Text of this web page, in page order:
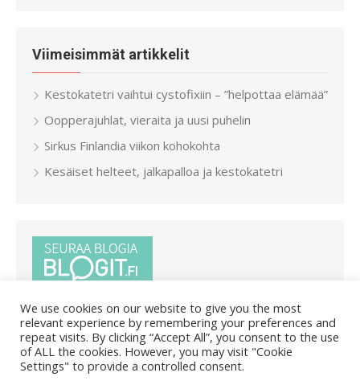
Viimeisimmät artikkelit
Kestokatetri vaihtui cystofixiin – ”helpottaa elämää”
Oopperajuhlat, vieraita ja uusi puhelin
Sirkus Finlandia viikon kohokohta
Kesäiset helteet, jalkapalloa ja kestokatetri
We use cookies on our website to give you the most
relevant experience by remembering your preferences and
repeat visits. By clicking “Accept All”, you consent to the use
of ALL the cookies. However, you may visit "Cookie
Settings" to provide a controlled consent.